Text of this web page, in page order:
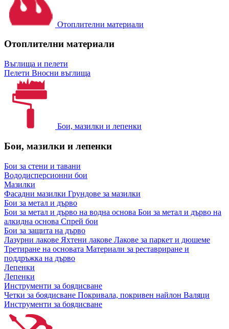
Отоплителни материали
Отоплителни материали
Въглища и пелети
Пелети Вносни въглища
Бои, мазилки и лепенки
Бои, мазилки и лепенки
Бои за стени и тавани
Вододисперсионни бои
Мазилки
Фасадни мазилки Грундове за мазилки
Бои за метал и дърво
Бои за метал и дърво на водна основа Бои за метал и дърво на
алкидна основа Спрей бои
Бои за защита на дърво
Лазурни лакове Яхтени лакове Лакове за паркет и дюшеме
Третиране на основата Материали за реставриране и
поддръжка на дърво
Лепенки
Лепенки
Инструменти за боядисване
Четки за боядисване Покривала, покривен найлон Валяци
Инструменти за боядисване